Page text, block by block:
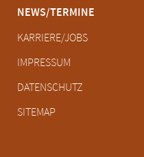
NEWS/TERMINE
KARRIERE/JOBS
IMPRESSUM
DATENSCHUTZ
SITEMAP